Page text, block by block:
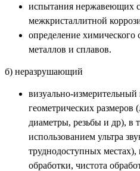
испытания нержавеющих
межкристаллитной
определение
металлов и сплавов.
б) неразрушающий
визуально-измерительный
геометрических размеров
диаметры, резьбы и др), в
использованием ультра
труднодоступных местах),
обработки, чистота